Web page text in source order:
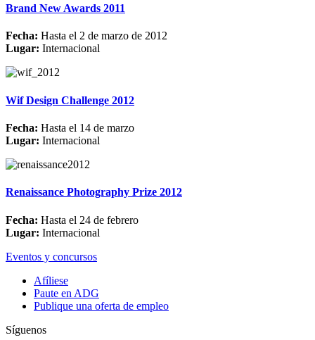
Brand New Awards 2011
Fecha: Hasta el 2 de marzo de 2012
Lugar: Internacional
Wif Design Challenge 2012
Fecha: Hasta el 14 de marzo
Lugar: Internacional
Renaissance Photography Prize 2012
Fecha: Hasta el 24 de febrero
Lugar: Internacional
Eventos y concursos
Afíliese
Paute en ADG
Publique una oferta de empleo
Síguenos